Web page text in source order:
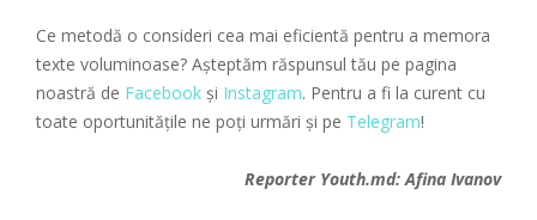
Ce metodă o consideri cea mai eficientă pentru a memora
texte voluminoase? Așteptăm răspunsul tău pe pagina
noastră de Facebook și Instagram. Pentru a fi la curent cu
toate oportunitățile ne poți urmări și pe Telegram!
Reporter Youth.md: Afina Ivanov